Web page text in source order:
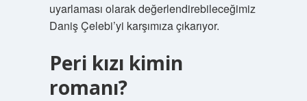
uyarlaması olarak değerlendirebileceğimiz
Daniş Çelebi’yi karşımıza çıkarıyor.
Peri kızı kimin
romanı?